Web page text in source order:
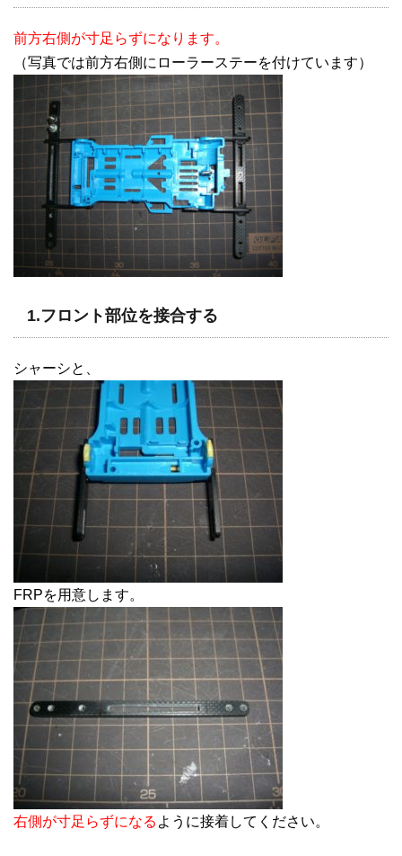
前方右側が寸足らずになります。
（写真では前方右側にローラーステーを付けています）
1.フロント部位を接合する
シャーシと、
FRPを用意します。
右側が寸足らずになる ように接着してください。